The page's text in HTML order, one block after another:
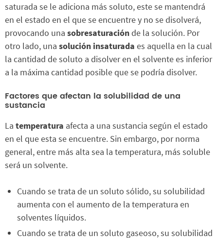
saturada se le adiciona más soluto, este se mantendrá
en el estado en el que se encuentre y no se disolverá,
provocando una sobresaturaciónde la solución. Por
otro lado, una solución insaturada es aquella en la cual
la cantidad de soluto a disolver en el solvente es inferior
a la máxima cantidad posible que se podría disolver.
Factores que afectan la solubilidad de una
sustancia
La temperatura afecta a una sustancia según el estado
en el que esta se encuentre. Sin embargo, por norma
general, entre más alta sea la temperatura, más soluble
será un solvente.
Cuando se trata de un soluto sólido, su solubilidad
aumenta con el aumento de la temperatura en
solventes líquidos.
Cuando se trata de un soluto gaseoso, su solubilidad